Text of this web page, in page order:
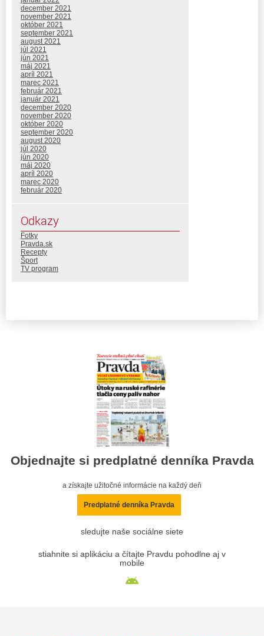
december 2021
november 2021
október 2021
september 2021
august 2021
júl 2021
jún 2021
máj 2021
apríl 2021
marec 2021
február 2021
január 2021
december 2020
november 2020
október 2020
september 2020
august 2020
júl 2020
jún 2020
máj 2020
apríl 2020
marec 2020
február 2020
Odkazy
Fotky
Pravda.sk
Recepty
Šport
TV program
Objednajte si predplatné denníka Pravda
a získajte užitočné informácie na každý deň
Predplatné denníka Pravda
sledujte naše sociálne siete
stiahnite si aplikáciu a čítajte Pravdu pohodlne aj v
mobile